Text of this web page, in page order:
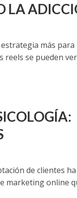
LA
más para
reels se pueden ver
de clientes
marketing online